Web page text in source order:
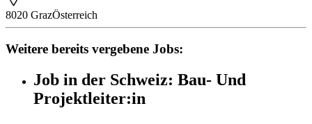
8020 GrazÖsterreich
Weitere bereits vergebene Jobs:
Job in der Schweiz: Bau- Und
Projektleiter:in